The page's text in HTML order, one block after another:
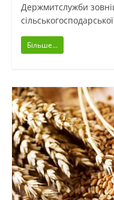
Держмитслужби
Більше...